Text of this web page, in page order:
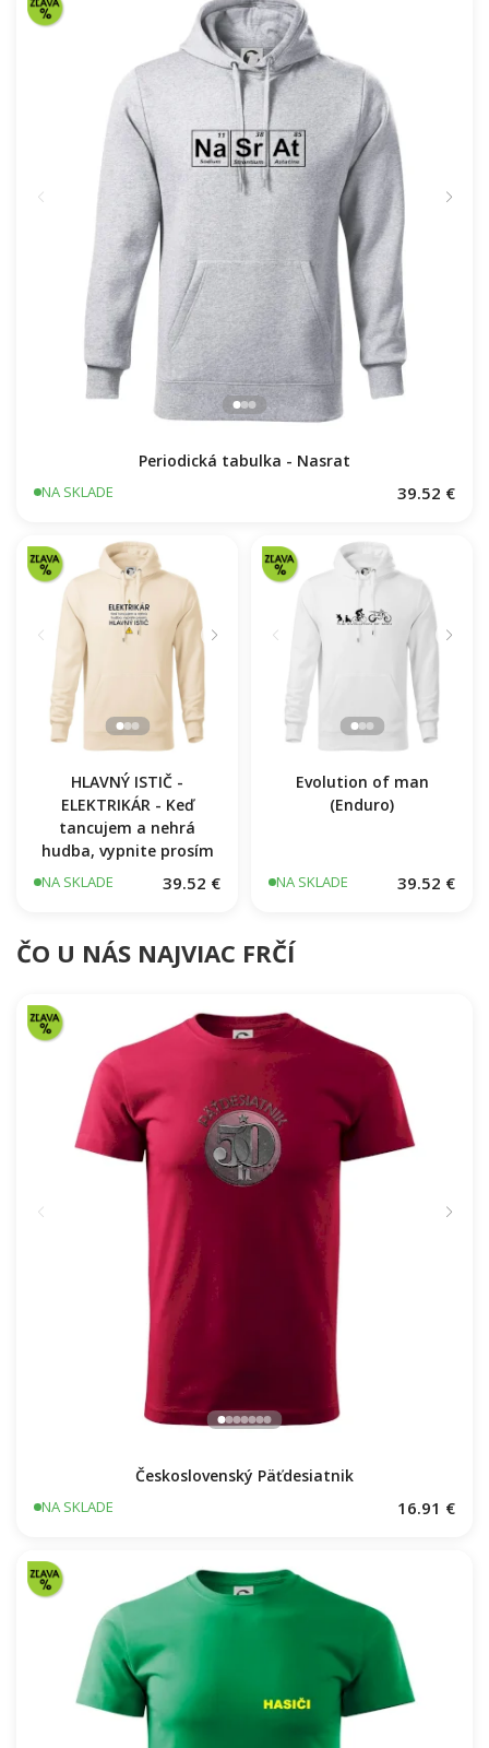
Periodická tabulka - Nasrat
NA SKLADE 39.52 €
HLAVNÝ ISTIČ -
ELEKTRIKÁR - Keď
tancujem a nehrá
hudba, vypnite prosím
NA SKLADE 39.52 €
Evolution of man
(Enduro)
NA SKLADE 39.52 €
ČO U NÁS NAJVIAC FRČÍ
Československý Päťdesiatnik
NA SKLADE 16.91 €